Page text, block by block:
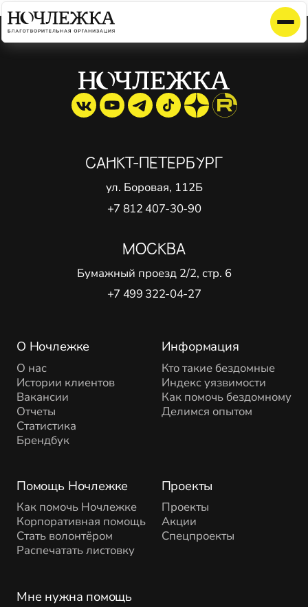
Элемент не найден!
О Ночлежке
О нас
Истории клиентов
Вакансии
Отчеты
Статистика
Брендбук
Помощь Ночлежке
Как помочь Ночлежке
Корпоративная помощь
Стать волонтёром
Распечатать листовку
Проекты
Проекты
Акции
Спецпроекты
Информация
Кто такие бездомные
Индекс уязвимости
Как помочь бездомному
Делимся опытом
Мне нужна помощь
САНКТ-ПЕТЕРБУРГ
ул. Боровая, 112Б
+7 812 407-30-90
МОСКВА
Бумажный проезд 2/2, стр. 6
+7 499 322-04-27